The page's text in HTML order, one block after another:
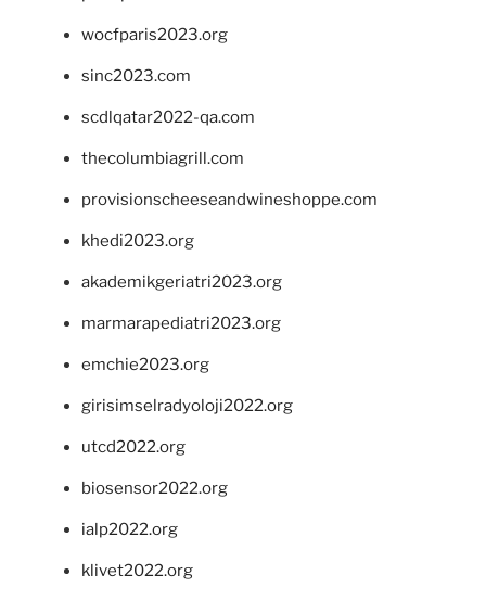
wocfparis2023.org
sinc2023.com
scdlqatar2022-qa.com
thecolumbiagrill.com
provisionscheeseandwineshoppe.com
khedi2023.org
akademikgeriatri2023.org
marmarapediatri2023.org
emchie2023.org
girisimselradyoloji2022.org
utcd2022.org
biosensor2022.org
ialp2022.org
klivet2022.org